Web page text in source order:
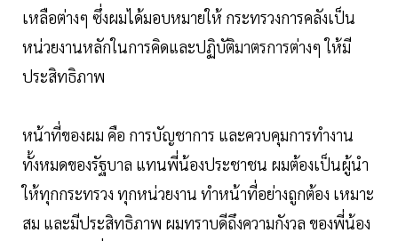
เหลือต่างๆ ซึ่งผมได้มอบหมายให้ กระทรวงการคลังเป็น
หน่วยงานหลักในการคิดและปฏิบัติมาตรการต่างๆ ให้มี
ประสิทธิภาพ
หน้าที่ของผม คือ การบัญชาการ และควบคุมการทำงาน
ทั้งหมดของรัฐบาล แทนพี่น้องประชาชน ผมต้องเป็นผู้นำ
ให้ทุกกระทรวง ทุกหน่วยงาน ทำหน้าที่อย่างถูกต้อง เหมาะ
สม และมีประสิทธิภาพ ผมทราบดีถึงความกังวล ของพี่น้อง